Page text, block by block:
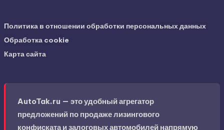
Политика в отношении обработки персональных данных
Обработка cookie
Карта сайта
AutoTak.ru — это удобный агрегатор
предложений по продаже лизингового
конфиската и залоговых автомобилей напрямую